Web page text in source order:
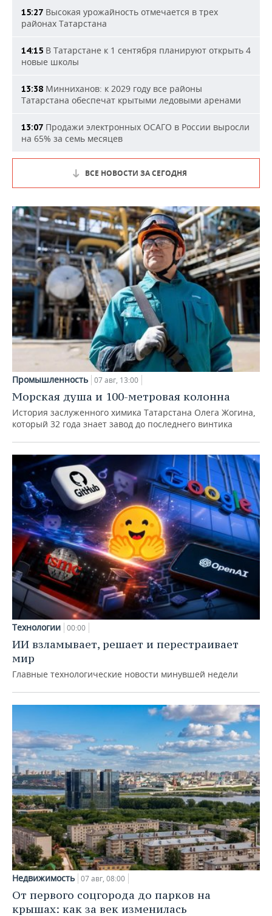
15:27 Высокая урожайность отмечается в трех
районах Татарстана
14:15 В Татарстане к 1 сентября планируют открыть 4
новые школы
13:38 Минниханов: к 2029 году все районы
Татарстана обеспечат крытыми ледовыми аренами
13:07 Продажи электронных ОСАГО в России выросли
на 65% за семь месяцев
ВСЕ НОВОСТИ ЗА СЕГОДНЯ
Промышленность 07 авг, 13:00
Морская душа и 100-метровая колонна
История заслуженного химика Татарстана Олега Жогина,
который 32 года знает завод до последнего винтика
Технологии 00:00
ИИ взламывает, решает и перестраивает
мир
Главные технологические новости минувшей недели
Недвижимость 07 авг, 08:00
От первого соцгорода до парков на
крышах: как за век изменилась